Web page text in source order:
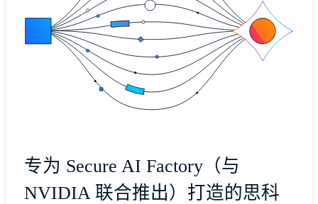
专为 Secure AI Factory（与
NVIDIA 联合推出）打造的思科